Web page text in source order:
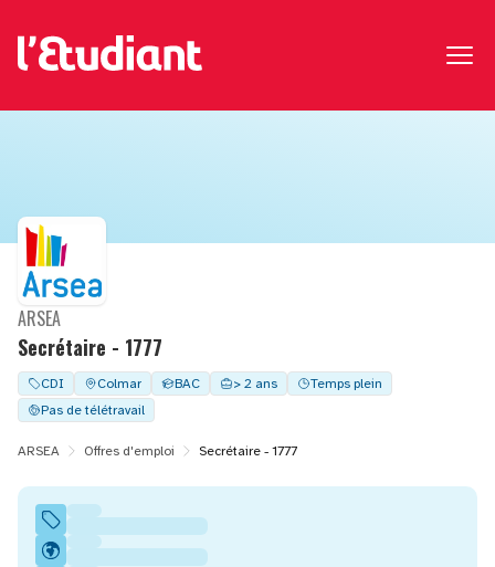
Secrétaire - 1777
ARSEA
CDI Colmar BAC > 2 ans
Temps plein
Pas de télétravail
ARSEA Offres d'emploi Secrétaire - 1777